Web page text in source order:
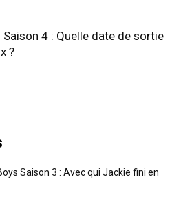
4 : Quelle date de sortie
?
Saison 3 : Avec qui Jackie fini en